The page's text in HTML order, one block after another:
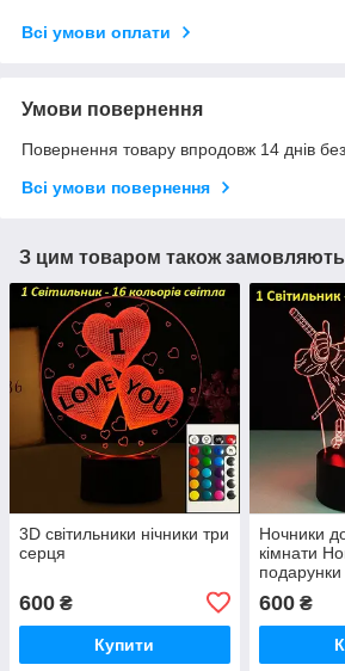
Всі умови оплати
Умови повернення
Повернення товару впродовж 14 днів
Всі умови повернення
З цим товаром також замовляють
3D світильники нічники три
серця
600 ₴
Купити
Ночники
кімнати
подарунки
600₴